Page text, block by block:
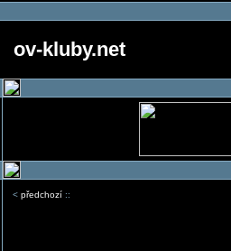
ov-kluby.net
< předchozí::